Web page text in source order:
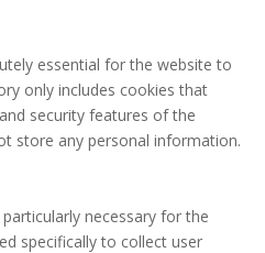
essential for the website to
only includes cookies that
security features of the
store any personal information.
necessary for the
specifically to collect user